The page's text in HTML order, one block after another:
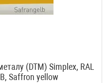
(DTM) Simplex, RAL
Saffron yellow